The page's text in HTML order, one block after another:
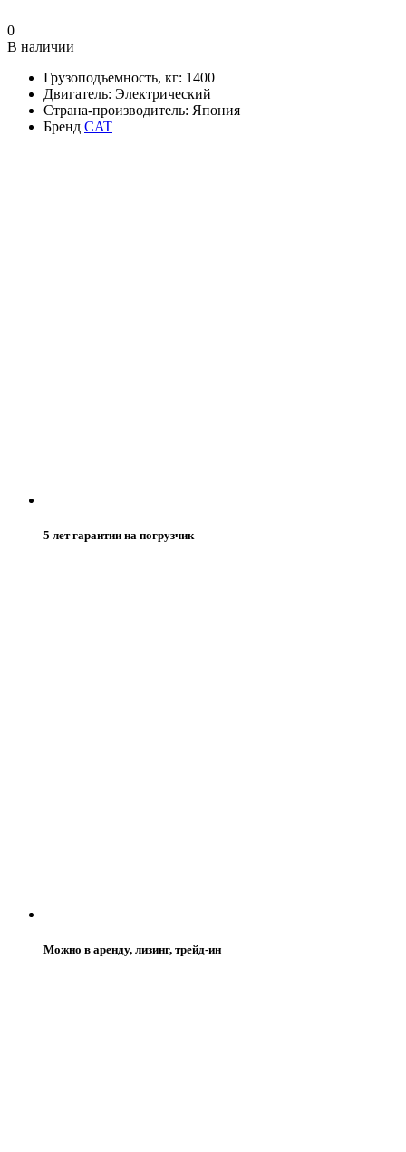
0
В наличии
Грузоподъемность, кг: 1400
Двигатель: Электрический
Страна-производитель: Япония
Бренд CAT
5 лет гарантии на погрузчик
Можно в аренду, лизинг, трейд-ин